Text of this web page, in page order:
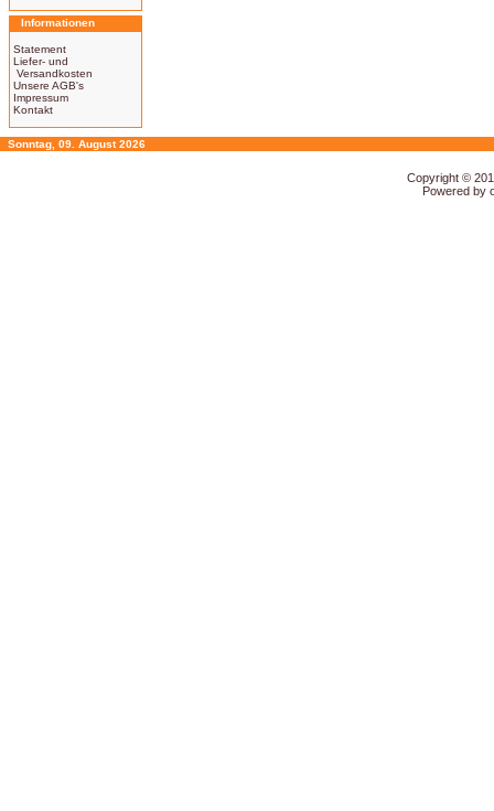
Informationen
Statement
Liefer- und
Versandkosten
Unsere AGB's
Impressum
Kontakt
Sonntag, 09. August 2026
Copyright ©
Powered by